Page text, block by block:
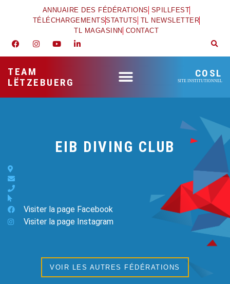
ANNUAIRE DES FÉDÉRATIONS SPILLFEST
TÉLÉCHARGEMENTSSTATUTS TL NEWSLETTER
TL MAGASINN CONTACT
TEAM
LËTZEBUERG
COSL
SITE INSTITUTIONNEL
EIB DIVING CLUB
Visiter la page Facebook
Visiter la page Instagram
VOIR LES AUTRES FÉDÉRATIONS